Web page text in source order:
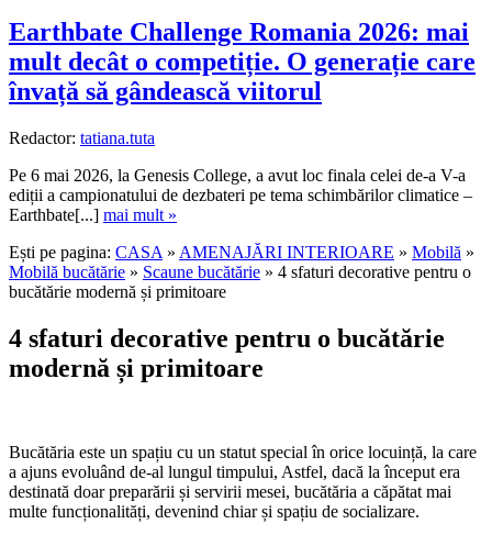
Earthbate Challenge Romania 2026: mai
mult decât o competiție. O generație care
învață să gândească viitorul
Redactor: tatiana.tuta
Pe 6 mai 2026, la Genesis College, a avut loc finala celei de-a V-a
ediții a campionatului de dezbateri pe tema schimbărilor climatice –
Earthbate[...] mai mult »
Ești pe pagina: CASA » AMENAJĂRI INTERIOARE » Mobilă »
Mobilă bucătărie » Scaune bucătărie » 4 sfaturi decorative pentru o
bucătărie modernă și primitoare
4 sfaturi decorative pentru o bucătărie
modernă și primitoare
Bucătăria este un spațiu cu un statut special în orice locuință, la care
a ajuns evoluând de-al lungul timpului, Astfel, dacă la început era
destinată doar preparării și servirii mesei, bucătăria a căpătat mai
multe funcționalități, devenind chiar și spațiu de socializare.